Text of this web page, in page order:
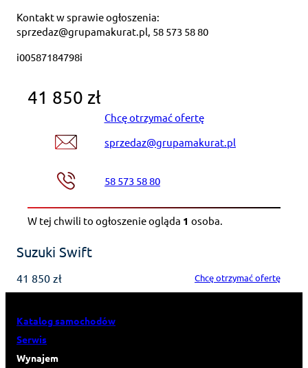
Kontakt w sprawie ogłoszenia:
sprzedaz@grupamakurat.pl, 58 573 58 80
i00587184798i
41 850 zł
Chcę otrzymać ofertę
sprzedaz@grupamakurat.pl
58 573 58 80
W tej chwili to ogłoszenie ogląda 1 osoba.
Suzuki Swift
41 850 zł Chcę otrzymać ofertę
Katalog samochodów
Serwis
Wynajem